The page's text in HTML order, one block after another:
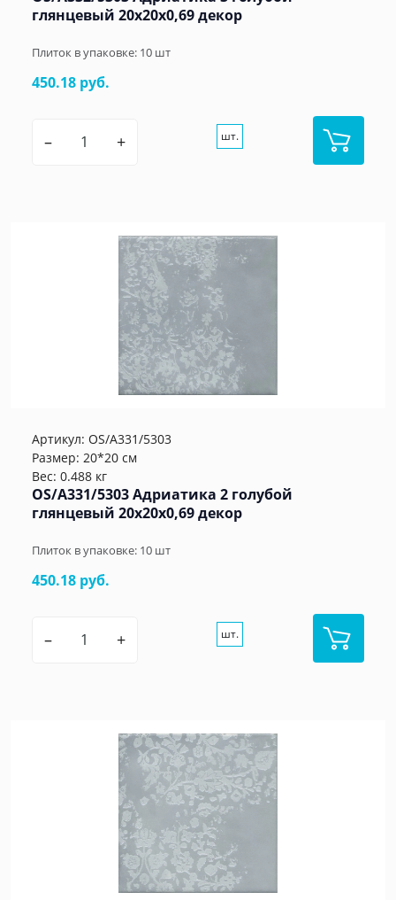
глянцевый 20x20x0,69 декор
Плиток в упаковке: 10 шт
450.18 руб.
– + шт.
Артикул: OS/A331/5303
Размер: 20*20 см
Вес: 0.488 кг
OS/A331/5303 Адриатика 2 голубой
глянцевый 20x20x0,69 декор
Плиток в упаковке: 10 шт
450.18 руб.
– + шт.